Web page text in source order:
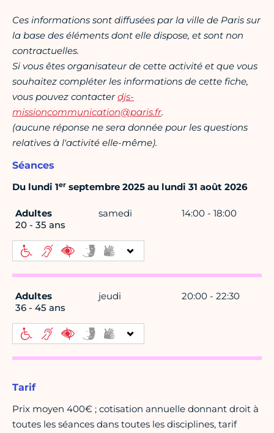
Ces informations sont diffusées par la ville de Paris sur
la base des éléments dont elle dispose, et sont non
contractuelles.
Si vous êtes organisateur de cette activité et que vous
souhaitez compléter les informations de cette fiche,
vous pouvez contacterdjs-
missioncommunication@paris.fr.
(aucune réponse ne sera donnée pour les questions
relatives à l'activité elle-même).
Séances
Du lundi 1er septembre 2025 au lundi 31 août 2026
Adultes
20 - 35 ans
samedi 14:00 - 18:00
Adultes
36 - 45 ans
jeudi 20:00 - 22:30
Tarif
Prix moyen 400€ ; cotisation annuelle donnant droit à
toutes les séances dans toutes les disciplines, tarif